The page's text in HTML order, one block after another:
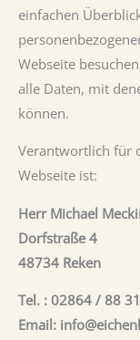
einfachen
Webseite
alle Daten, mit
können.
Verantwortlich für
Webseite ist:
Herr Michael
Dorfstraße 4
48734 Reken
Tel. : 02864 / 88
Email: